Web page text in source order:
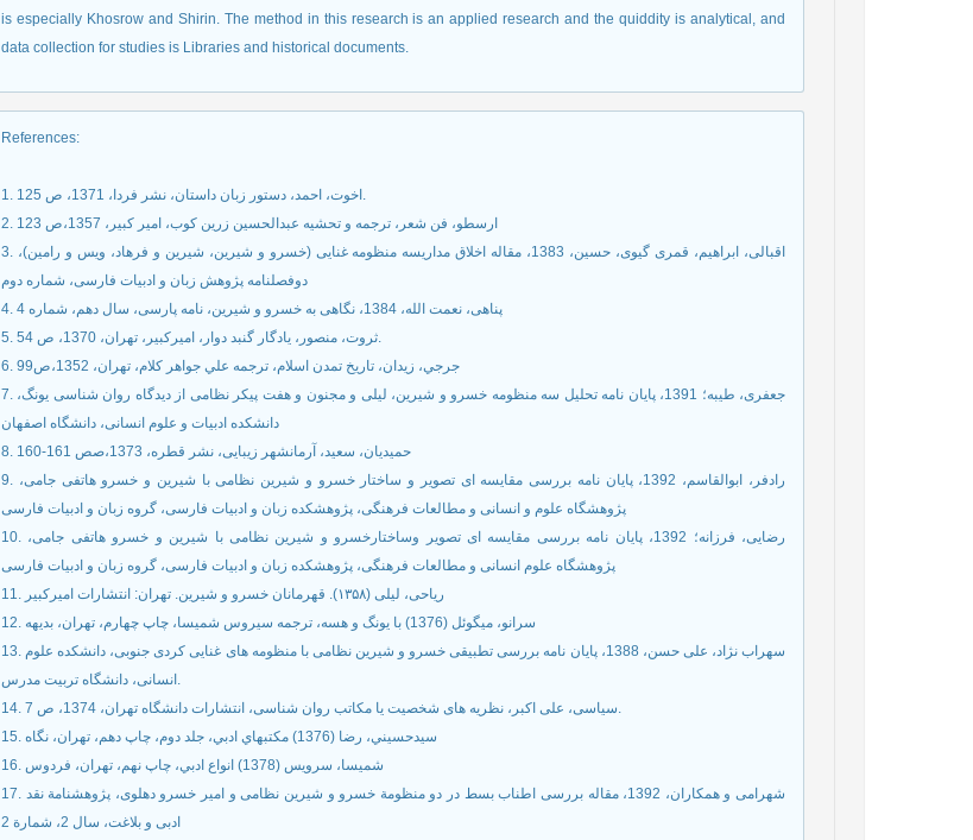
is especially Khosrow and Shirin. The method in this research is an applied research and the quiddity is analytical, and
data collection for studies is Libraries and historical documents.
References:
1. اخوت، احمد، دستور زبان داستان، نشر فردا، 1371، ص 125.
2. ارسطو، فن شعر، ترجمه و تحشیه عبدالحسین زرین کوب، امیر کبیر، 1357،ص 123
3. اقبالی، ابراهیم، قمری گیوی، حسین، 1383، مقاله اخلاق مداریسه منظومه غنایی (خسرو و شیرین، شیرین و فرهاد، ویس و رامین)،
دوفصلنامه پژوهش زبان و ادبیات فارسی، شماره دوم
4. پناهی، نعمت الله، 1384، نگاهی به خسرو و شیرین، نامه پارسی، سال دهم، شماره 4
5. ثروت، منصور، یادگار گنبد دوار، امیرکبیر، تهران، 1370، ص 54.
6. جرجي، زيدان، تاريخ تمدن اسلام، ترجمه علي جواهر کلام، تهران، 1352،ص99
7. جعفری، طیبه؛ 1391، پایان نامه تحلیل سه منظومه خسرو و شیرین، لیلی و مجنون و هفت پیکر نظامی از دیدگاه روان شناسی یونگ،
دانشکده ادبیات و علوم انسانی، دانشگاه اصفهان
8. حمیدیان، سعید، آرمانشهر زیبایی، نشر قطره، 1373،صص 161-160
9. رادفر، ابوالقاسم، 1392، پایان نامه بررسی مقایسه ای تصویر و ساختار خسرو و شیرین نظامی با شیرین و خسرو هاتفی جامی،
پژوهشگاه علوم و انسانی و مطالعات فرهنگی، پژوهشکده زبان و ادبیات فارسی، گروه زبان و ادبیات فارسی
10. رضایی، فرزانه؛ 1392، پایان نامه بررسی مقایسه ای تصویر وساختارخسرو و شیرین نظامی با شیرین و خسرو هاتفی جامی،
پژوهشگاه علوم انسانی و مطالعات فرهنگی، پژوهشکده زبان و ادبیات فارسی، گروه زبان و ادبیات فارسی
11. ریاحی، لیلی (۱۳۵۸). قهرمانان خسرو و شیرین. تهران: انتشارات امیرکبیر
12. سرانو، ميگوئل (1376) با يونگ و هسه، ترجمه سيروس شميسا، چاپ چهارم، تهران، بديهه
13. سهراب نژاد، علی حسن، 1388، پایان نامه بررسی تطبیقی خسرو و شیرین نظامی با منظومه های غنایی کردی جنوبی، دانشکده علوم
انسانی، دانشگاه تربیت مدرس.
14. سیاسی، علی اکبر، نظریه های شخصیت یا مکاتب روان شناسی، انتشارات دانشگاه تهران، 1374، ص 7.
15. سيدحسيني، رضا (1376) مکتبهاي ادبي، جلد دوم، چاپ دهم، تهران، نگاه
16. شميسا، سرويس (1378) انواع ادبي، چاپ نهم، تهران، فردوس
17. شهرامی و همکاران، 1392، مقاله بررسی اطناب بسط در دو منظومة خسرو و شیرین نظامی و امیر خسرو دهلوی، پژوهشنامة نقد
ادبی و بلاغت، سال 2، شمارة 2